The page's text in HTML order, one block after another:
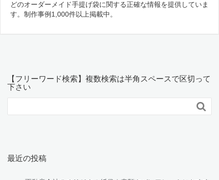
どのオーダーメイド手提げ袋に関する正確な情報を提供していま
す。制作事例1,000件以上掲載中。
【フリーワード検索】複数検索は半角スペースで区切って
下さい

最近の投稿